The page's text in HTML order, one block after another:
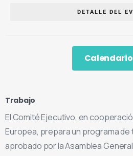
DETALLE DEL
Calendario
Trabajo
El Comité Ejecutivo, en
Europea, prepara un programa de
aprobado por la Asamblea